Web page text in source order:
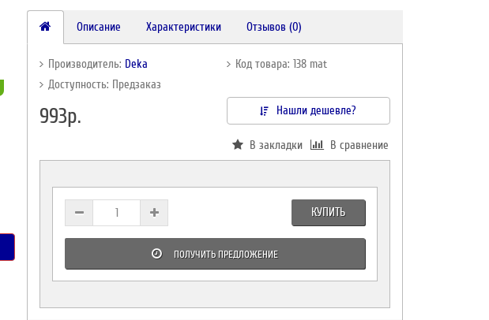
Описание Характеристики Отзывов (0)
Производитель: Deka
Код товара: 138 mat
Доступность: Предзаказ
993р. Нашли дешевле?
В закладки В сравнение
КУПИТЬ
ПОЛУЧИТЬ ПРЕДЛОЖЕНИЕ